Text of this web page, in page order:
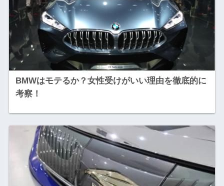
BMWはモテるか？女性受けがいい理由を徹底的に
考察！